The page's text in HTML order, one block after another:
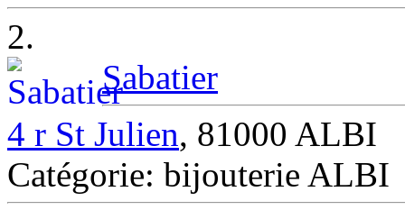
2.
Sabatier
4 r St Julien, 81000 ALBI
Catégorie: bijouterie ALBI